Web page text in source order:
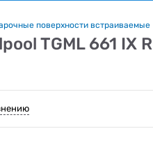
поверхности встраиваемые
TGML 661 IX R